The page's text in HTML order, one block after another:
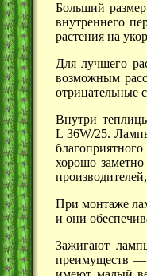
Больший
внутреннего
растения на
Для лучшего
возможным
отрицательные
Внутри
L 36W/25.
хорошо
При монтаже
и они
Зажигают
преимуществ —